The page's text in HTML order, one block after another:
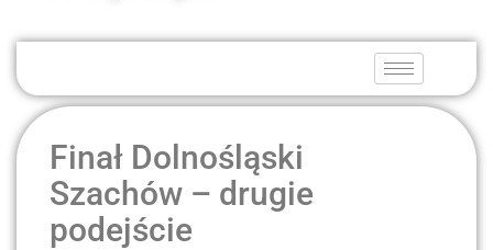
Finał Dolnośląski
Szachów – drugie
podejście